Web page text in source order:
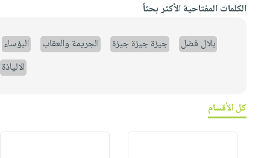
الكلمات المفتاحية الأكثر بحثاً
بلال فضل جيزة جيزة جيزة الجريمة والعقاب البؤساء
الالياذة
كل الأقسام